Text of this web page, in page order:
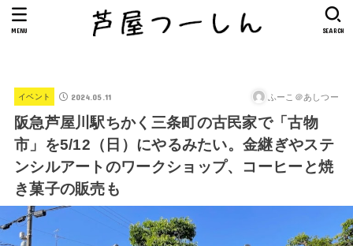
SEARCH
MENU
イベント 2024.05.11 ふーこ＠あしつー
阪急芦屋川駅ちかく三条町の古民家で「古物
市」を5/12（日）にやるみたい。金継ぎやステ
ンシルアートのワークショップ、コーヒーと焼
き菓子の販売も